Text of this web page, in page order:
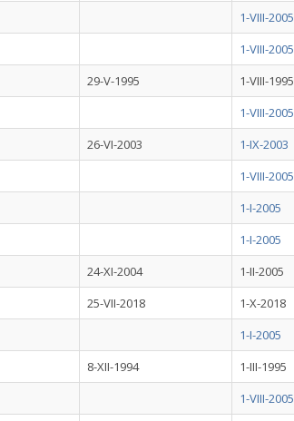
1-VIII-2005
1-VIII-2005
29-V-1995
1-VIII-1995
1-VIII-2005
26-VI-2003
1-IX-2003
1-VIII-2005
1-I-2005
1-I-2005
24-XI-2004
1-II-2005
25-VII-2018
1-X-2018
1-I-2005
8-XII-1994
1-III-1995
1-VIII-2005